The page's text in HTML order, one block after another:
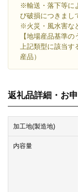
※輸送・落下等に
び破損につきまし
※火災・風水害な
【地場産品基準
上記類型に該当
産品）
返礼品詳細・お
加工地(製造地)
内容量